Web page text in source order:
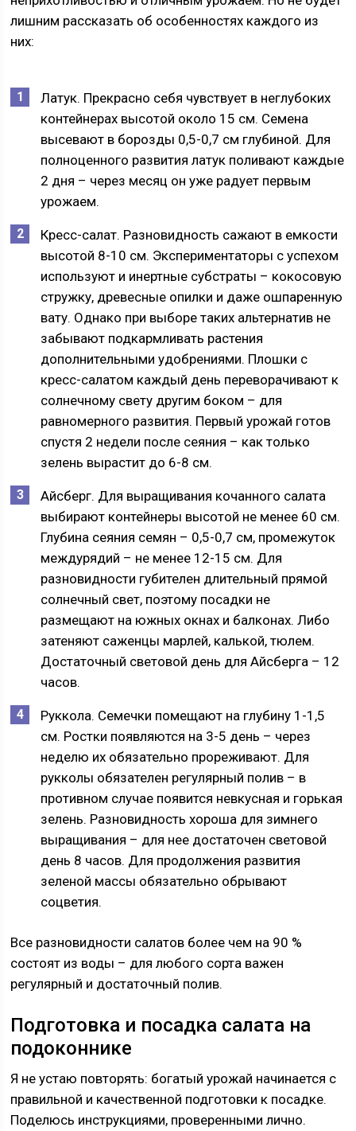
лишним рассказать об особенностях каждого из
них:
Латук. Прекрасно себя чувствует в неглубоких
контейнерах высотой около 15 см. Семена
высевают в борозды 0,5-0,7 см глубиной. Для
полноценного развития латук поливают каждые
2 дня – через месяц он уже радует первым
урожаем.
Кресс-салат. Разновидность сажают в емкости
высотой 8-10 см. Экспериментаторы с успехом
используют и инертные субстраты – кокосовую
стружку, древесные опилки и даже ошпаренную
вату. Однако при выборе таких альтернатив не
забывают подкармливать растения
дополнительными удобрениями. Плошки с
кресс-салатом каждый день переворачивают к
солнечному свету другим боком – для
равномерного развития. Первый урожай готов
спустя 2 недели после сеяния – как только
зелень вырастит до 6-8 см.
Айсберг. Для выращивания кочанного салата
выбирают контейнеры высотой не менее 60 см.
Глубина сеяния семян – 0,5-0,7 см, промежуток
междурядий – не менее 12-15 см. Для
разновидности губителен длительный прямой
солнечный свет, поэтому посадки не
размещают на южных окнах и балконах. Либо
затеняют саженцы марлей, калькой, тюлем.
Достаточный световой день для Айсберга – 12
часов.
Руккола. Семечки помещают на глубину 1-1,5
см. Ростки появляются на 3-5 день – через
неделю их обязательно прореживают. Для
рукколы обязателен регулярный полив – в
противном случае появится невкусная и горькая
зелень. Разновидность хороша для зимнего
выращивания – для нее достаточен световой
день 8 часов. Для продолжения развития
зеленой массы обязательно обрывают
соцветия.
Все разновидности салатов более чем на 90 %
состоят из воды – для любого сорта важен
регулярный и достаточный полив.
Подготовка и посадка салата на
подоконнике
Я не устаю повторять: богатый урожай начинается с
правильной и качественной подготовки к посадке.
Поделюсь инструкциями, проверенными лично.